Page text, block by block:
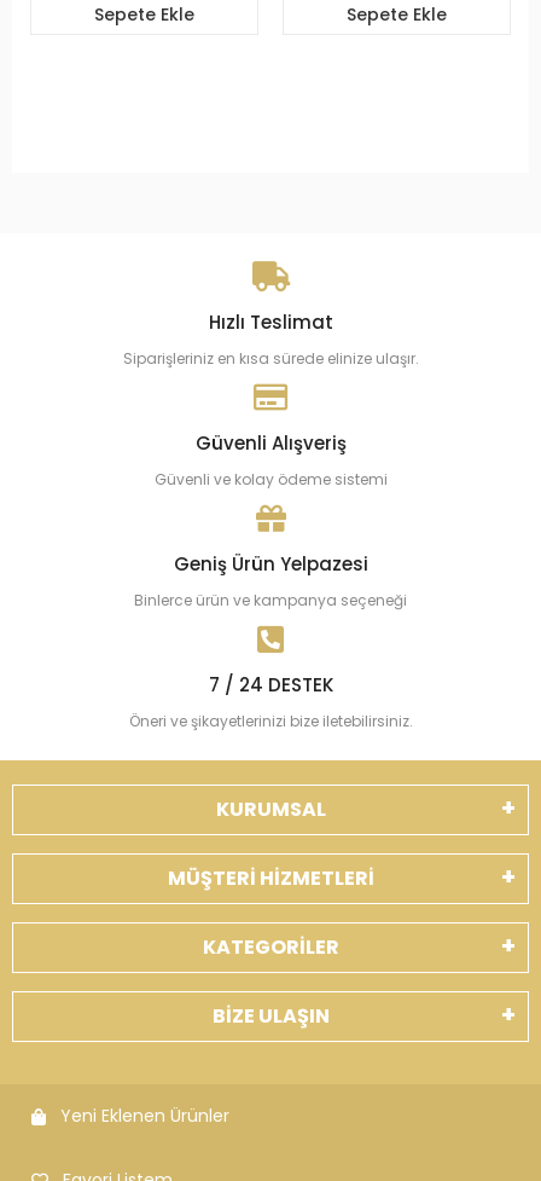
Sepete Ekle Sepete Ekle
Hızlı Teslimat
Siparişleriniz en kısa sürede elinize ulaşır.
Güvenli Alışveriş
Güvenli ve kolay ödeme sistemi
Geniş Ürün Yelpazesi
Binlerce ürün ve kampanya seçeneği
7 / 24 DESTEK
Öneri ve şikayetlerinizi bize iletebilirsiniz.
KURUMSAL
MÜŞTERİ HİZMETLERİ
KATEGORİLER
BİZE ULAŞIN
Yeni Eklenen Ürünler